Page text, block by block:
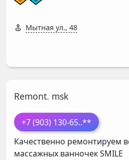
Мытная ул., 48
Remont. msk
+7 (903) 130-65..**
Качественно ремонтируем
массажных ванночекSMILE